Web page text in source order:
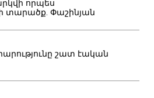
որպես
տարածք. Փաշինյան
շատ էական